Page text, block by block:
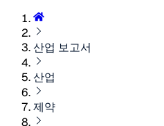
산업 보고서
산업
제약